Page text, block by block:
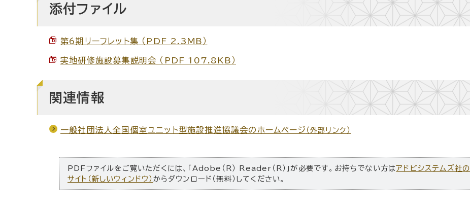
添付ファイル
第6期リーフレット集 （PDF 2.3MB）
実地研修施設募集説明会 （PDF 107.8KB）
関連情報
一般社団法人全国個室ユニット型施設推進協議会のホームページ （外部リンク）
PDFファイルをご覧いただくには、「Adobe（R） Reader（R）」が必要です。お持ちでない方はアドビシステムズ社の
サイト（新しいウィンドウ） からダウンロード（無料）してください。